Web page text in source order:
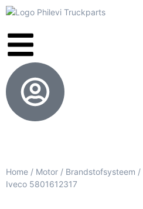
Home / Motor / Brandstofsysteem /
Iveco 5801612317